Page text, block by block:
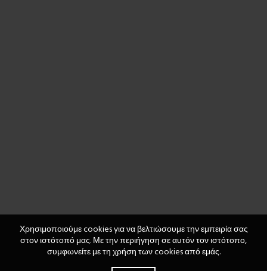
Χρησιμοποιούμε cookies για να βελτιώσουμε την εμπειρία σας
στον ιστότοπό μας. Με την περιήγηση σε αυτόν τον ιστότοπο,
συμφωνείτε με τη χρήση των cookies από εμάς.